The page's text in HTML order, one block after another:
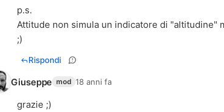
p.s.
Attitude non simula un indicatore di
;)
Rispondi
Giuseppe mod 18 anni fa
grazie ;)